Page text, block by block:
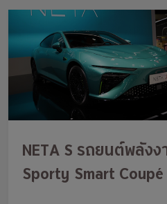
NETA S รถยนต์พลัง
Sporty Smart